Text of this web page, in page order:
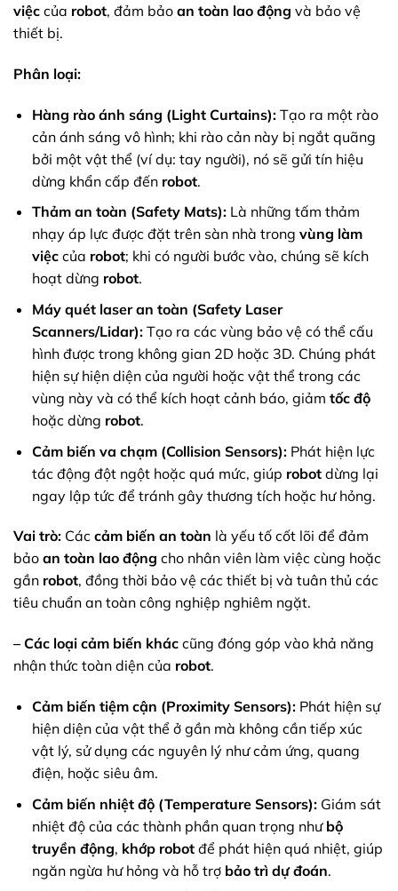
việc của robot, đảm bảo an toàn lao động và bảo vệ
thiết bị.
Phân loại:
Hàng rào ánh sáng (Light Curtains):Tạo ra một rào
cản ánh sáng vô hình; khi rào cản này bị ngắt quãng
bởi một vật thể (ví dụ: tay người), nó sẽ gửi tín hiệu
dừng khẩn cấp đến robot.
Thảm an toàn (Safety Mats):Là những tấm thảm
nhạy áp lực được đặt trên sàn nhà trong vùng làm
việccủa robot; khi có người bước vào, chúng sẽ kích
hoạt dừng robot.
Máy quét laser an toàn (Safety Laser
Scanners/Lidar):Tạo ra các vùng bảo vệ có thể cấu
hình được trong không gian 2D hoặc 3D. Chúng phát
hiện sự hiện diện của người hoặc vật thể trong các
vùng này và có thể kích hoạt cảnh báo, giảm tốc độ
hoặc dừng robot.
Cảm biến va chạm (Collision Sensors):Phát hiện lực
tác động đột ngột hoặc quá mức, giúp robotdừng lại
ngay lập tức để tránh gây thương tích hoặc hư hỏng.
Vai trò: Các cảm biến an toàn là yếu tố cốt lõi để đảm
bảo an toàn lao động cho nhân viên làm việc cùng hoặc
gần robot, đồng thời bảo vệ các thiết bị và tuân thủ các
tiêu chuẩn an toàn công nghiệp nghiêm ngặt.
– Các loại cảm biến khác cũng đóng góp vào khả năng
nhận thức toàn diện của robot.
Cảm biến tiệm cận (Proximity Sensors):Phát hiện sự
hiện diện của vật thể ở gần mà không cần tiếp xúc
vật lý, sử dụng các nguyên lý như cảm ứng, quang
điện, hoặc siêu âm.
Cảm biến nhiệt độ (Temperature Sensors):Giám sát
nhiệt độ của các thành phần quan trọng như bộ
truyền động, khớp robotđể phát hiện quá nhiệt, giúp
ngăn ngừa hư hỏng và hỗ trợ bảo trì dự đoán.